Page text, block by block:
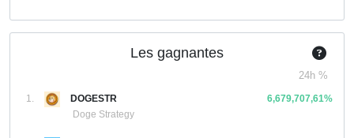
Les gagnantes
24h %
1.
DOGESTR
Doge Strategy
6,679,707,61%